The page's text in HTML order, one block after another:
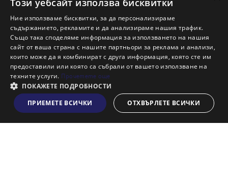
Виж на картата
Защо да отдам имот с Адрес?
Наши офиси
Кариери
Кои сме ние?
Франчайз
Блог
Искаш ли да получаваш актуална информация за пазара
на недвижими имоти?
Този уебсайт използва бисквитки
Ние използваме бисквитки, за да персонализираме
съдържанието, рекламите и да анализираме нашия трафик.
Също така споделяме информация за използването на нашия
сайт от ваша страна с нашите партньори за реклама и анализи,
които може да я комбинират с друга информация, която сте им
предоставили или която са събрали от вашето използване на
техните услуги. Прочетете още
ПОКАЖЕТЕ ПОДРОБНОСТИ
ПРИЕМЕТЕ ВСИЧКИ
ОТХВЪРЛЕТЕ ВСИЧКИ